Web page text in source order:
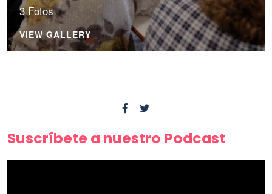
3 Fotos
VIEW GALLERY
Suscríbete a nuestro Podcast